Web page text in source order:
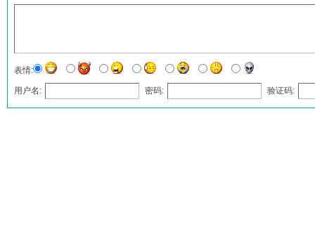
表情:
用户名: 密码: 验证码: